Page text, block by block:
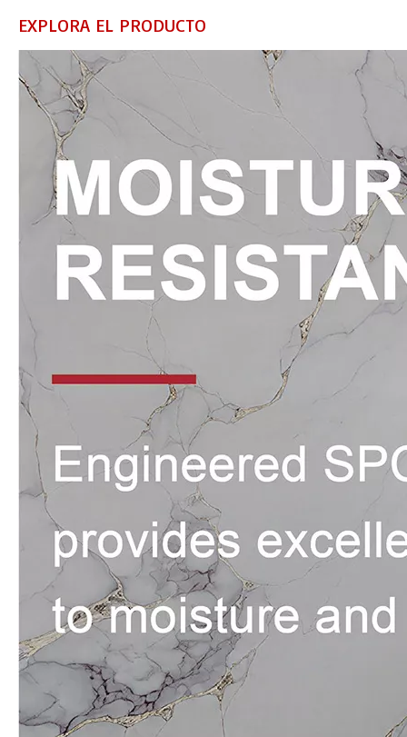
EXPLORA EL PRODUCTO